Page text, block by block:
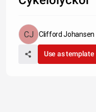
Clifford Johansen
Use as template